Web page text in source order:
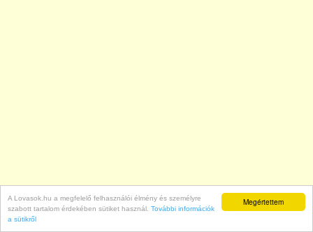
Megértettem
A Lovasok.hu a megfelelő felhasználói élmény és személyre
szabott tartalom érdekében sütiket használ. További információk
a sütikről
Címkék